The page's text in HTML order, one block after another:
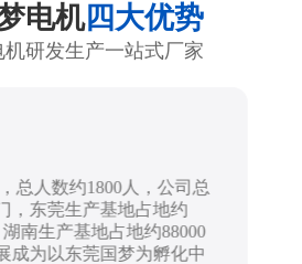
电机四大优势
研发生产一站式厂家
总人数约1800人，公司总
，东莞生产基地占地约
南生产基地占地约88000
成为以东莞国梦为孵化中